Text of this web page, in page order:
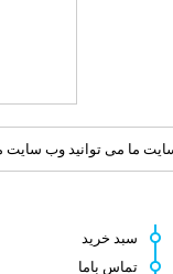
ما می توانید وب سایت
سبد خرید
تماس باما